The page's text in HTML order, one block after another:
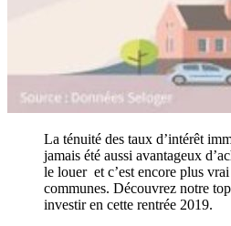
La ténuité des taux d’intérêt
jamais été aussi avantageux
le louer et c’est encore plus
communes. Découvrez notre
investir en cette rentrée 2019.